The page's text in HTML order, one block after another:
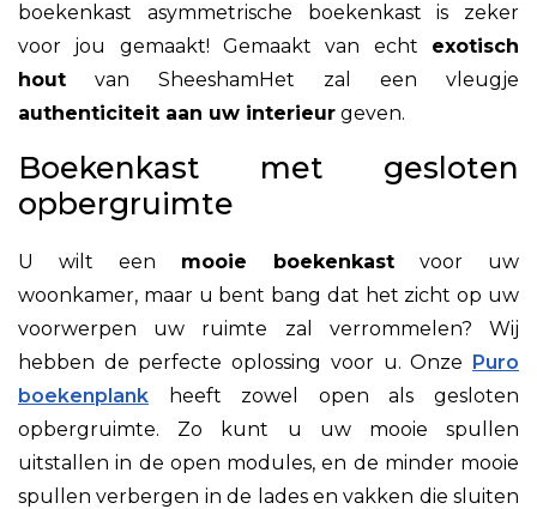
boekenkast asymmetrische boekenkast is zeker
voor jou gemaakt! Gemaakt van echt exotisch
hout van SheeshamHet zal een vleugje
authenticiteit aan uw interieur geven.
Boekenkast met gesloten
opbergruimte
U wilt een mooie boekenkast voor uw
woonkamer, maar u bent bang dat het zicht op uw
voorwerpen uw ruimte zal verrommelen? Wij
hebben de perfecte oplossing voor u. Onze Puro
boekenplank heeft zowel open als gesloten
opbergruimte. Zo kunt u uw mooie spullen
uitstallen in de open modules, en de minder mooie
spullen verbergen in de lades en vakken die sluiten